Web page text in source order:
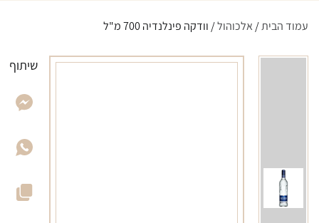
עמוד הבית/ אלכוהול/ וודקה פינלנדיה 700 מ"ל
שיתוף